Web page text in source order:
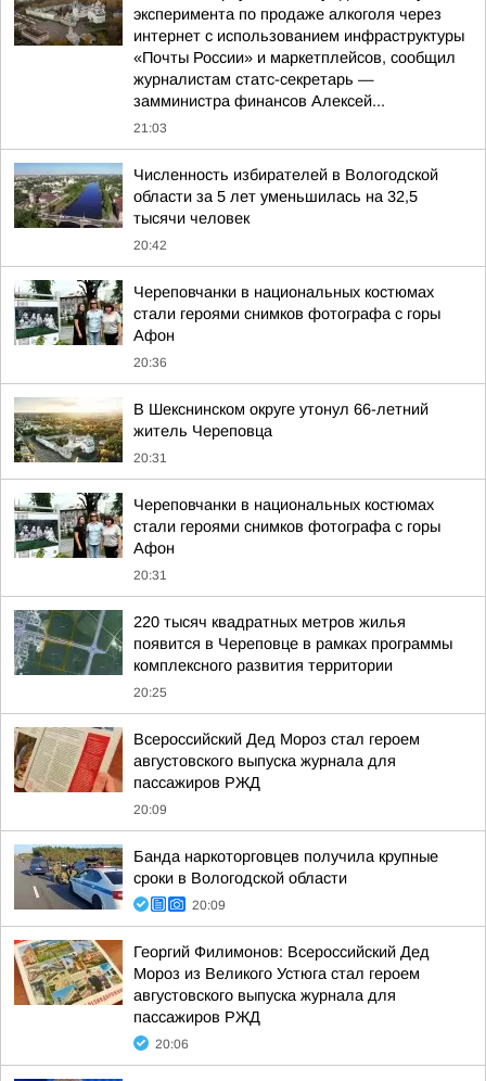
эксперимента по продаже алкоголя через
интернет с использованием инфраструктуры
«Почты России» и маркетплейсов, сообщил
журналистам статс-секретарь —
замминистра финансов Алексей...
21:03
Численность избирателей в Вологодской
области за 5 лет уменьшилась на 32,5
тысячи человек
20:42
Череповчанки в национальных костюмах
стали героями снимков фотографа с горы
Афон
20:36
В Шекснинском округе утонул 66-летний
житель Череповца
20:31
Череповчанки в национальных костюмах
стали героями снимков фотографа с горы
Афон
20:31
220 тысяч квадратных метров жилья
появится в Череповце в рамках программы
комплексного развития территории
20:25
Всероссийский Дед Мороз стал героем
августовского выпуска журнала для
пассажиров РЖД
20:09
Банда наркоторговцев получила крупные
сроки в Вологодской области
20:09
Георгий Филимонов: Всероссийский Дед
Мороз из Великого Устюга стал героем
августовского выпуска журнала для
пассажиров РЖД
20:06